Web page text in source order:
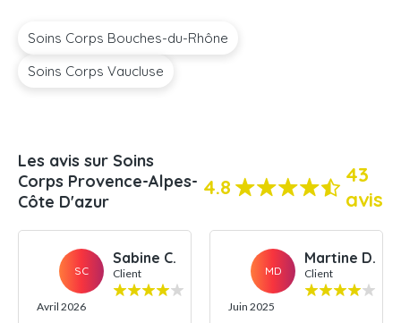
Soins Corps Bouches-du-Rhône
Soins Corps Vaucluse
Les avis sur Soins
Corps Provence-Alpes-
Côte D'azur
4.8
43
avis
SC
Sabine C.
Client
Avril 2026
MD
Martine D.
Client
Juin 2025